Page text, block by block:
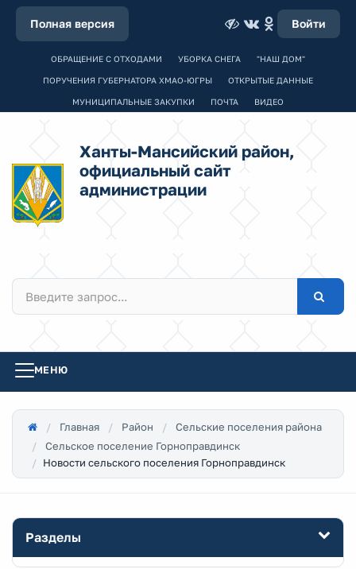
Полная версия Войти
ОБРАЩЕНИЕ С ОТХОДАМИ УБОРКА СНЕГА "НАШ ДОМ"
ПОРУЧЕНИЯ ГУБЕРНАТОРА ХМАО-ЮГРЫ ОТКРЫТЫЕ ДАННЫЕ
МУНИЦИПАЛЬНЫЕ ЗАКУПКИ ПОЧТА ВИДЕО
Ханты-Мансийский район,
официальный сайт
администрации
МЕНЮ
Главная Район
Сельские поселения района
Сельское поселение Горноправдинск
Новости сельского поселения Горноправдинск
Разделы